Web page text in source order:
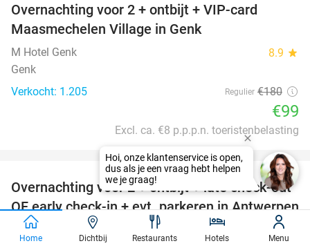
Overnachting voor 2 + ontbijt + VIP-card
Maasmechelen Village in Genk
M Hotel Genk 8.9 star
Genk
Verkocht: 1.205
Regulier €180
€99
Excl. ca. €8 p.p.p.n. toeristenbelasting
51%
favorite_border
Overnachting voor 2 + ontbijt + late check-out
OF early check-in + evt. parkeren in Antwerpen
Hotel Jamingo Antwerpen 9.4
Home Dichtbij Restaurants Hotels Menu